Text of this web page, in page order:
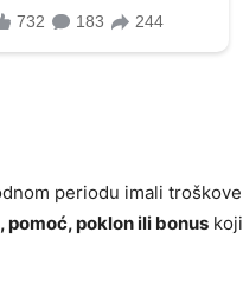
periodu imali troškove
poklon ili bonus koji